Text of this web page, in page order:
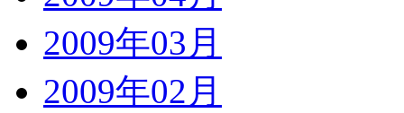
2009年03月
2009年02月